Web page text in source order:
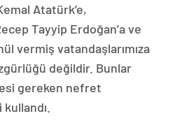
Atatürk’e,
Tayyip Erdoğan’a ve
vermiş vatandaşlarımıza
değildir. Bunlar
gereken nefret